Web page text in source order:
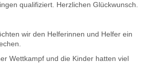
qualifiziert. Herzlichen Glückwunsch.
wir den Helferinnen und Helfer ein
Wettkampf und die Kinder hatten viel